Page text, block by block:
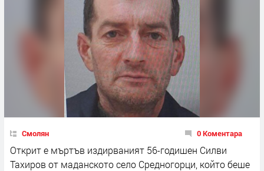
Смолян 0 Коментара
Открит е мъртъв издирваният 56-годишен Силви
Тахиров от маданското село Средногорци, който беше